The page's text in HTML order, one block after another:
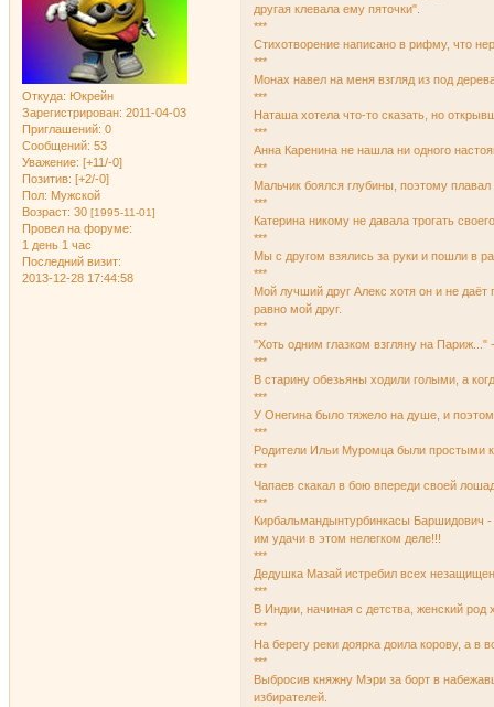
Откуда: Юкрейн
Зарегистрирован: 2011-04-03
Приглашений: 0
Сообщений: 53
Уважение: [+11/-0]
Позитив: [+2/-0]
Пол: Мужской
Возраст: 30 [1995-11-01]
Провел на форуме:
1 день 1 час
Последний визит:
2013-12-28 17:44:58
другая клевала ему пяточки".
***
Стихотворение написано в рифму, что
***
Монах навел на меня взгляд из под
***
Наташа хотела что-то сказать, но
***
Анна Кaренина не нашла ни одного
***
Мальчик боялся глубины, поэтому плавал
***
Катерина никому не давала трогать
***
Мы с другом взялись за руки и пошли в
***
Мой лучший друг Алекс хотя он и не
равно мой друг.
***
"Хоть одним глазком взгляну на Париж..."
***
В старину обезьяны ходили голыми, а
***
У Онегина было тяжело на душе, и
***
Родители Ильи Муpомца были пpостыми
***
Чапаев скакал в бою впереди своей
***
Кирбальмандынтурбинкасы Баршидович
им удачи в этом нелегком деле!!!
***
Дедушка Мазай истребил всех
***
В Индии, начиная с детства, женский род
***
На берегу реки доярка доила корову, а в
***
Выбросив княжну Мэри за борт в
избирателей.